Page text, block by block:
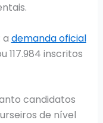
a demanda oficial
117.984 inscritos
candidatos
de nível